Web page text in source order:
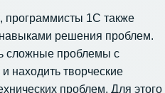
программисты 1С также
решения проблем.
сложные проблемы с
находить творческие
проблем. Для этого